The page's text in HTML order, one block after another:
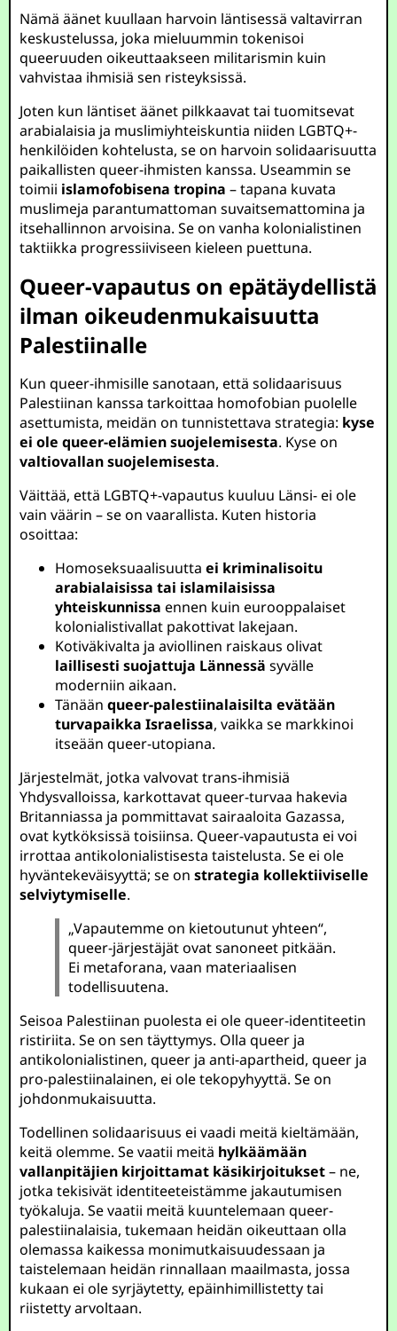
Nämä äänet kuullaan harvoin läntisessä valtavirran
keskustelussa, joka mieluummin tokenisoi
queeruuden oikeuttaakseen militarismin kuin
vahvistaa ihmisiä sen risteyksissä.
Joten kun läntiset äänet pilkkaavat tai tuomitsevat
arabialaisia ja muslimiyhteiskuntia niiden LGBTQ+-
henkilöiden kohtelusta, se on harvoin solidaarisuutta
paikallisten queer-ihmisten kanssa. Useammin se
toimii islamofobisena tropina – tapana kuvata
muslimeja parantumattoman suvaitsemattomina ja
itsehallinnon arvoisina. Se on vanha kolonialistinen
taktiikka progressiiviseen kieleen puettuna.
Queer-vapautus on epätäydellistä
ilman oikeudenmukaisuutta
Palestiinalle
Kun queer-ihmisille sanotaan, että solidaarisuus
Palestiinan kanssa tarkoittaa homofobian puolelle
asettumista, meidän on tunnistettava strategia: kyse
ei ole queer-elämien suojelemisesta. Kyse on
valtiovallan suojelemisesta.
Väittää, että LGBTQ+-vapautus kuuluu Länsi- ei ole
vain väärin – se on vaarallista. Kuten historia
osoittaa:
Homoseksuaalisuuttaei kriminalisoitu
arabialaisissa tai islamilaisissa
yhteiskunnissa ennen kuin eurooppalaiset
kolonialistivallat pakottivat lakejaan.
Kotiväkivalta ja aviollinen raiskaus olivat
laillisesti suojattuja Lännessä syvälle
moderniin aikaan.
Tänäänqueer-palestiinalaisilta evätään
turvapaikka Israelissa, vaikka se markkinoi
itseään queer-utopiana.
Järjestelmät, jotka valvovat trans-ihmisiä
Yhdysvalloissa, karkottavat queer-turvaa hakevia
Britanniassa ja pommittavat sairaaloita Gazassa,
ovat kytköksissä toisiinsa. Queer-vapautusta ei voi
irrottaa antikolonialistisesta taistelusta. Se ei ole
hyväntekeväisyyttä; se onstrategia kollektiiviselle
selviytymiselle.
„Vapautemme on kietoutunut yhteen“,
queer-järjestäjät ovat sanoneet pitkään.
Ei metaforana, vaan materiaalisen
todellisuutena.
Seisoa Palestiinan puolesta ei ole queer-identiteetin
ristiriita. Se on sen täyttymys. Olla queer ja
antikolonialistinen, queer ja anti-apartheid, queer ja
pro-palestiinalainen, ei ole tekopyhyyttä. Se on
johdonmukaisuutta.
Todellinen solidaarisuus ei vaadi meitä kieltämään,
keitä olemme. Se vaatii meitä hylkäämään
vallanpitäjien kirjoittamat käsikirjoitukset– ne,
jotka tekisivät identiteeteistämme jakautumisen
työkaluja. Se vaatii meitä kuuntelemaan queer-
palestiinalaisia, tukemaan heidän oikeuttaan olla
olemassa kaikessa monimutkaisuudessaan ja
taistelemaan heidän rinnallaan maailmasta, jossa
kukaan ei ole syrjäytetty, epäinhimillistetty tai
riistetty arvoltaan.